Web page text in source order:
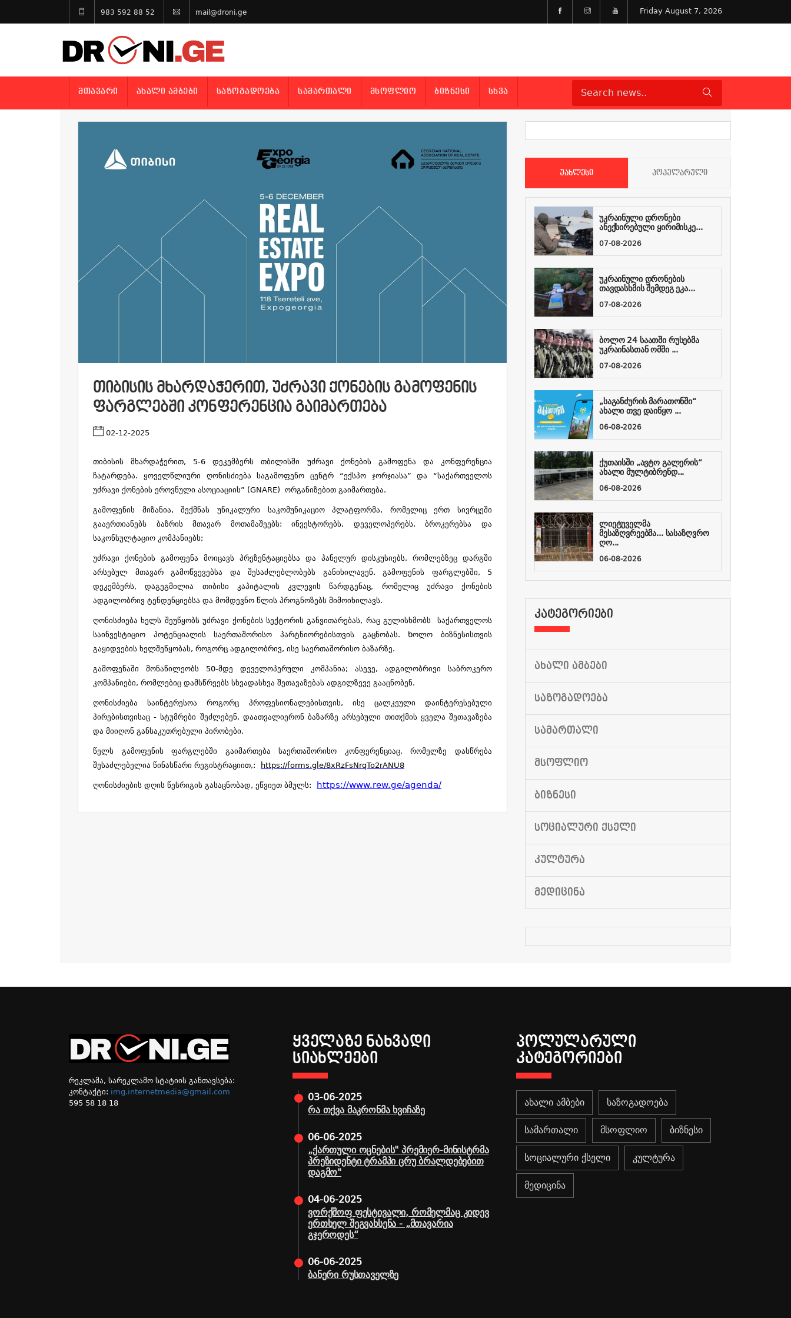
983 592 88 52 mail@droni.ge Friday August 7, 2026
ᲛᲗᲐᲕᲐᲠᲘ ᲐᲮᲐᲚᲘ ᲐᲛᲑᲔᲑᲘ ᲡᲐᲖᲝᲒᲐᲓᲝᲔᲑᲐ ᲡᲐᲛᲐᲠᲗᲐᲚᲘ ᲛᲡᲝᲤᲚᲘᲝ ᲑᲘᲖᲜᲔᲡᲘ ᲡᲮᲕᲐ
ᲗᲘᲑᲘᲡᲘᲡ ᲛᲮᲐᲠᲓᲐᲭᲔᲠᲘᲗ, ᲣᲫᲠᲐᲕᲘ ᲥᲝᲜᲔᲑᲘᲡ ᲒᲐᲛᲝᲤᲔᲜᲘᲡ
ᲤᲐᲠᲒᲚᲔᲑᲨᲘ ᲙᲝᲜᲤᲔᲠᲔᲜᲪᲘᲐ ᲒᲐᲘᲛᲐᲠᲗᲔᲑᲐ
02-12-2025
თიბისის მხარდაჭერით, 5-6 დეკემბერს თბილისში უძრავი ქონების გამოფენა და კონფერენცია
ჩატარდება. ყოველწლიური ღონისძიება საგამოფენო ცენტრ “ექსპო ჯორჯიასა” და “საქართველოს
უძრავი ქონების ეროვნული ასოციაციის” (GNARE) ორგანიზებით გაიმართება.
გამოფენის მიზანია, შექმნას უნიკალური საკომუნიკაციო პლატფორმა, რომელიც ერთ სივრცეში
გააერთიანებს ბაზრის მთავარ მოთამაშეებს: ინვესტორებს, დეველოპერებს, ბროკერებსა და
საკონსულტაციო კომპანიებს;
უძრავი ქონების გამოფენა მოიცავს პრეზენტაციებსა და პანელურ დისკუსიებს, რომლებზეც დარგში
არსებულ მთავარ გამოწვევებსა და შესაძლებლობებს განიხილავენ. გამოფენის ფარგლებში, 5
დეკემბერს, დაგეგმილია თიბისი კაპიტალის კვლევის წარდგენაც, რომელიც უძრავი ქონების
ადგილობრივ ტენდენციებსა და მომდევნო წლის პროგნოზებს მიმოიხილავს.
ღონისძიება ხელს შეუწყობს უძრავი ქონების სექტორის განვითარებას, რაც გულისხმობს საქართველოს
საინვესტიციო პოტენციალის საერთაშორისო პარტნიორებისთვის გაცნობას. Ხოლო ბიზნესისთვის
გაყიდვების ხელშეწყობას, როგორც ადგილობრივ, ისე საერთაშორისო ბაზარზე.
გამოფენაში მონაწილეობს 50-მდე დეველოპერული კომპანია; ასევე, ადგილობრივი საბროკერო
კომპანიები, რომლებიც დამსწრეებს სხვადასხვა შეთავაზებას ადგილზევე გააცნობენ.
ღონისძიება საინტერესოა როგორც პროფესიონალებისთვის, ისე ცალკეული დაინტერესებული
პირებისთვისაც - სტუმრები შეძლებენ, დაათვალიერონ ბაზარზე არსებული თითქმის ყველა შეთავაზება
და მიიღონ განსაკუთრებული პირობები.
წელს გამოფენის ფარგლებში გაიმართება საერთაშორისო კონფერენციაც, რომელზე დასწრება
შესაძლებელია წინასწარი რეგისტრაციით,:
https://forms.gle/8xRzFsNrqTo2rANU8
ღონისძიების დღის წესრიგის გასაცნობად, ეწვიეთ ბმულს: https://www.rew.ge/agenda/
ᲣᲐᲮᲚᲔᲡᲘ ᲞᲝᲞᲣᲚᲐᲠᲣᲚᲘ
უკრაინული დრონები
ანექსირებული ყირიმისკე...
07-08-2026
უკრაინული დრონების
თავდასხმის შემდეგ ეკა...
07-08-2026
ბოლო 24 საათში რუსებმა
უკრაინასთან ომში ...
07-08-2026
„საგანძურის მარათონში“
ახალი თვე დაიწყო ...
06-08-2026
ქუთაისში „ავტო გალერის“
ახალი მულტიბრენდ...
06-08-2026
ლიეტუველმა
მესაზღვრეებმა... სასაზღვრო
ღო...
06-08-2026
ᲙᲐᲢᲔᲒᲝᲠᲘᲔᲑᲘ
ᲐᲮᲐᲚᲘ ᲐᲛᲑᲔᲑᲘ
ᲡᲐᲖᲝᲒᲐᲓᲝᲔᲑᲐ
ᲡᲐᲛᲐᲠᲗᲐᲚᲘ
ᲛᲡᲝᲤᲚᲘᲝ
ᲑᲘᲖᲜᲔᲡᲘ
ᲡᲝᲪᲘᲐᲚᲣᲠᲘ ᲥᲡᲔᲚᲘ
ᲙᲣᲚᲢᲣᲠᲐ
ᲛᲔᲓᲘᲪᲘᲜᲐ
რეკლამა, სარეკლამო სტატიის განთავსება:
კონტაქტი: img.internetmedia@gmail.com
595 58 18 18
ᲧᲕᲔᲚᲐᲖᲔ ᲜᲐᲮᲕᲐᲓᲘ
ᲡᲘᲐᲮᲚᲔᲔᲑᲘ
03-06-2025
რა თქვა მაკრონმა ხვიჩაზე
06-06-2025
„ქართული ოცნების" პრემიერ-მინისტრმა
პრეზიდენტი ტრამპი ცრუ ბრალდებებით
დაგმო"
04-06-2025
ვორქშოფ ფესტივალი, რომელმაც კიდევ
ერთხელ შეგვახსენა - „მთავარია
გჯეროდეს“
06-06-2025
ბანერი რუსთაველზე
ᲞᲝᲚᲣᲚᲐᲠᲣᲚᲘ
ᲙᲐᲢᲔᲒᲝᲠᲘᲔᲑᲘ
ახალი ამბები საზოგადოება
სამართალი მსოფლიო ბიზნესი
სოციალური ქსელი კულტურა
მედიცინა